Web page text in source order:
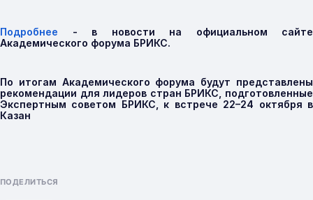
Подробнее - в новости на официальном сайте
Академического форума БРИКС.
По итогам Академического форума будут представлены
рекомендации для лидеров стран БРИКС, подготовленные
Экспертным советом БРИКС, к встрече 22–24 октября в
Казан
ПОДЕЛИТЬСЯ